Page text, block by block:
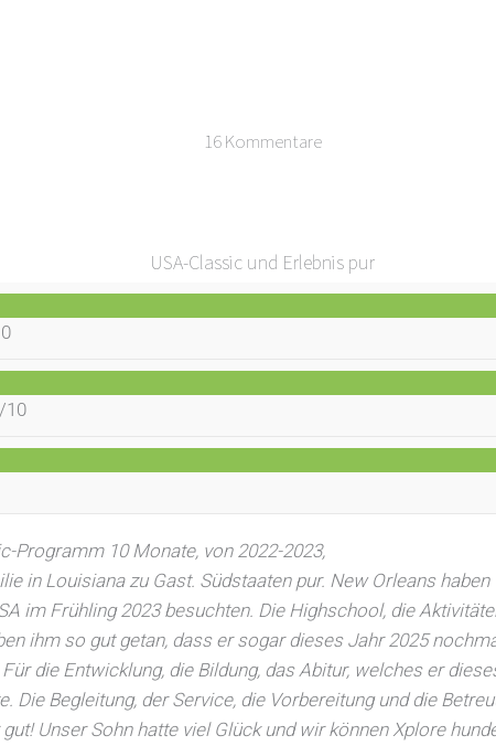
16 Kommentare
USA-Classic und Erlebnis pur
10
Programm 10 Monate, von 2022-2023,
in Louisiana zu Gast. Südstaaten pur. New Orleans
im Frühling 2023 besuchten. Die Highschool, die
ihm so gut getan, dass er sogar dieses Jahr 2025
die Entwicklung, die Bildung, das Abitur, welches er
Die Begleitung, der Service, die Vorbereitung und die
Unser Sohn hatte viel Glück und wir können Xplore